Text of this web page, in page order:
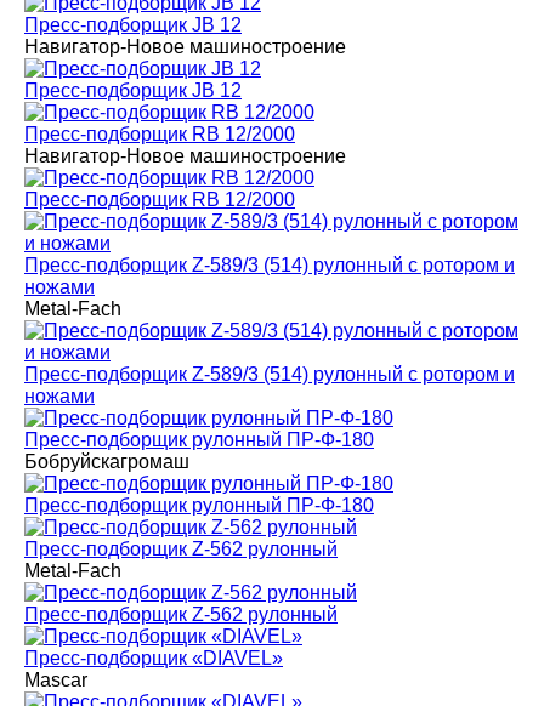
Пресс-подборщик JB 12
Навигатор-Новое машиностроение
Пресс-подборщик JB 12
Пресс-подборщик RB 12/2000
Навигатор-Новое машиностроение
Пресс-подборщик RB 12/2000
Пресс-подборщик Z-589/3 (514) рулонный с ротором и
ножами
Metal-Fach
Пресс-подборщик Z-589/3 (514) рулонный с ротором и
ножами
Пресс-подборщик рулонный ПР-Ф-180
Бобруйскагромаш
Пресс-подборщик рулонный ПР-Ф-180
Пресс-подборщик Z-562 рулонный
Metal-Fach
Пресс-подборщик Z-562 рулонный
Пресс-подборщик «DIAVEL»
Mascar